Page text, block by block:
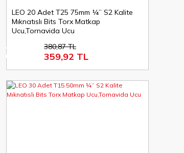
LEO 20 Adet T25 75mm ¼’’ S2 Kalite
Mıknatıslı Bits Torx Matkap
Ucu,Tornavida Ucu
%6
indirim
380,87 TL
359,92 TL